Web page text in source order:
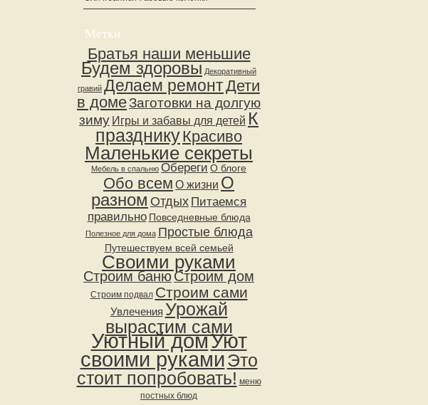
Метки
Братья наши меньшие
Будем здоровы Декоративный
гравий Делаем ремонтДети
в домеЗаготовки на долгую
зиму Игры и забавы для детей К
праздникуКрасиво
Маленькие секреты
Мебель в спальню Обереги О блоге
Обо всем О жизни О
разном Отдых Питаемся
правильно Повседневные блюда
Полезное для дома Простые блюда
Путешествуем всей семьей
Своими руками
Строим банюСтроим дом
Строим подвал Строим сами
Увлечения Урожай
вырастим сами
Уютный домУют
своими рукамиЭто
стоит попробовать! меню
постных блюд